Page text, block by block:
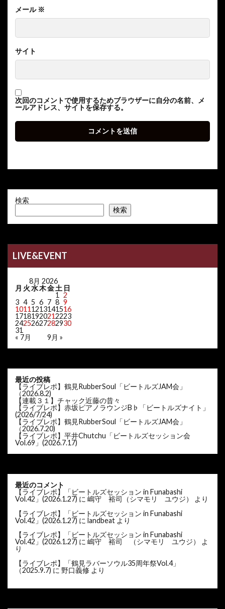
メール ※
サイト
次回のコメントで使用するためブラウザーに自分の名前、メ
ールアドレス、サイトを保存する。
検索
検索
LIVE&EVENT
8月 2026
月 火水木金土 日
1 2
3 4 5 6 7 8 9
10111213141516
17181920212223
24252627282930
31
« 7月
9月 »
最近の投稿
【ライブレポ】鶴見RubberSoul「ビートルズJAM会」
（2026.8.2)
【連載３１】チャック近藤の昔々
【ライブレポ】赤坂ピアノラウンジB♭「ビートルズナイト」
(2026/7/24)
【ライブレポ】鶴見RubberSoul「ビートルズJAM会」
（2026.7.20)
【ライブレポ】平井Chutchu「ビートルズセッション会
Vol.69」(2026.7.17)
最近のコメント
【ライブレポ】「ビートルズセッション in Funabashi
Vol.42」(2026.1.27) に 嶋守 裕司（シマモリ ユウジ）
より
【ライブレポ】「ビートルズセッション in Funabashi
Vol.42」(2026.1.27) に landbeat より
【ライブレポ】「ビートルズセッション in Funabashi
Vol.42」(2026.1.27) に 嶋守 裕司 （シマモリ ユウジ）
よ
り
【ライブレポ】「鶴見ラバーソウル35周年祭Vol.4」
（2025.9.7) に 野口義修 より